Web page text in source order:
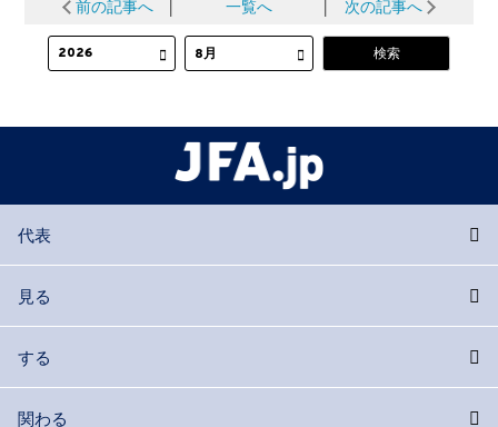
前の記事へ 一覧へ 次の記事へ
代表
見る
する
関わる